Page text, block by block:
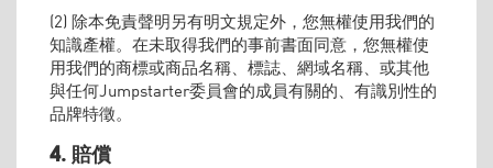
(2) 除本免責聲明另有明文規定外，您無權使用我們的
知識產權。在未取得我們的事前書面同意，您無權使
用我們的商標或商品名稱、標誌、網域名稱、或其他
與任何Jumpstarter委員會的成員有關的、有識別性的
品牌特徵。
4. 賠償